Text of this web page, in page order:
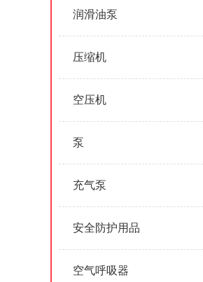
润滑油泵
压缩机
空压机
泵
充气泵
安全防护用品
空气呼吸器